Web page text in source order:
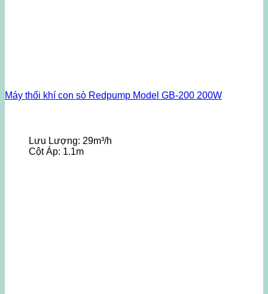
Máy thổi khí con sò Redpump Model GB-200 200W
Lưu Lượng: 29m³/h
Cột Áp: 1.1m